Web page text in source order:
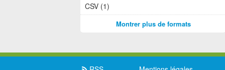
CSV (1)
Montrer plus de formats